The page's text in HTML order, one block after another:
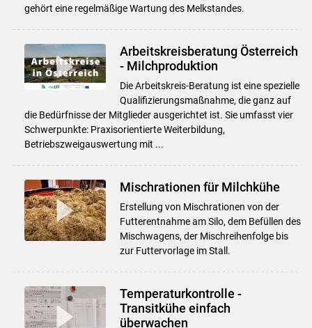
gehört eine regelmäßige Wartung des Melkstandes.
Arbeitskreisberatung Österreich
- Milchproduktion
Die Arbeitskreis-Beratung ist eine spezielle
Qualifizierungsmaßnahme, die ganz auf
die Bedürfnisse der Mitglieder ausgerichtet ist. Sie umfasst vier
Schwerpunkte: Praxisorientierte Weiterbildung,
Betriebszweigauswertung mit ...
Mischrationen für Milchkühe
Erstellung von Mischrationen von der
Futterentnahme am Silo, dem Befüllen des
Mischwagens, der Mischreihenfolge bis
zur Futtervorlage im Stall.
Temperaturkontrolle -
Transitkühe einfach
überwachen